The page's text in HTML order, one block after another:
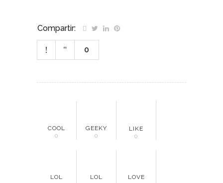
Compartir:
0
COOL
0
GEEKY
0
LIKE
0
LOL
LOL
LOVE